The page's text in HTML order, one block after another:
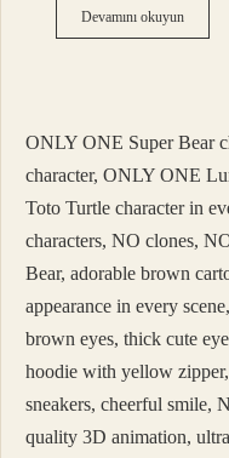
Devamını okuyun
Neye
ONLY ONE Super Bear
character, ONLY ONE
Toto Turtle character in
characters, NO clones,
Bear, adorable brown
appearance in every
brown eyes, thick cute
hoodie with yellow
sneakers, cheerful smile,
quality 3D animation,